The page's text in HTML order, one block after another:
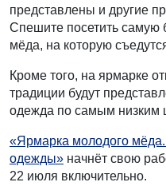
представлены и другие
Спешите посетить самую
мёда, на которую
Кроме того, на ярмарке
традиции будут
одежда по самым низким
«Ярмарка молодого
одежды» начнёт свою
22 июля включительно.